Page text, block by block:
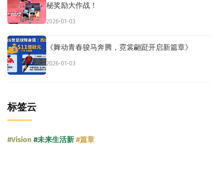
秘奖励大作战！
2026-01-03
《舞动青春骏马奔腾，霓裳翩跹开启新篇章》
2026-01-03
标签云
#Vision #未来生活新 #篇章